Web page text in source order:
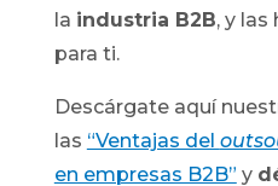
la industria B2B, y
para ti.
Descárgate aquí
las “Ventajas del
en empresas B2B” y